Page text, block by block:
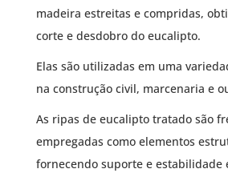
madeira estreitas e compridas,
corte e desdobro do eucalipto.
Elas são utilizadas em uma
na construção civil, marcenaria e
As ripas de eucalipto tratado são
empregadas como elementos
fornecendo suporte e estabilidade